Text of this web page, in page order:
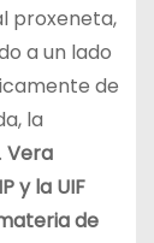
proxeneta,
a un lado
de
la
Vera
y la UIF
de